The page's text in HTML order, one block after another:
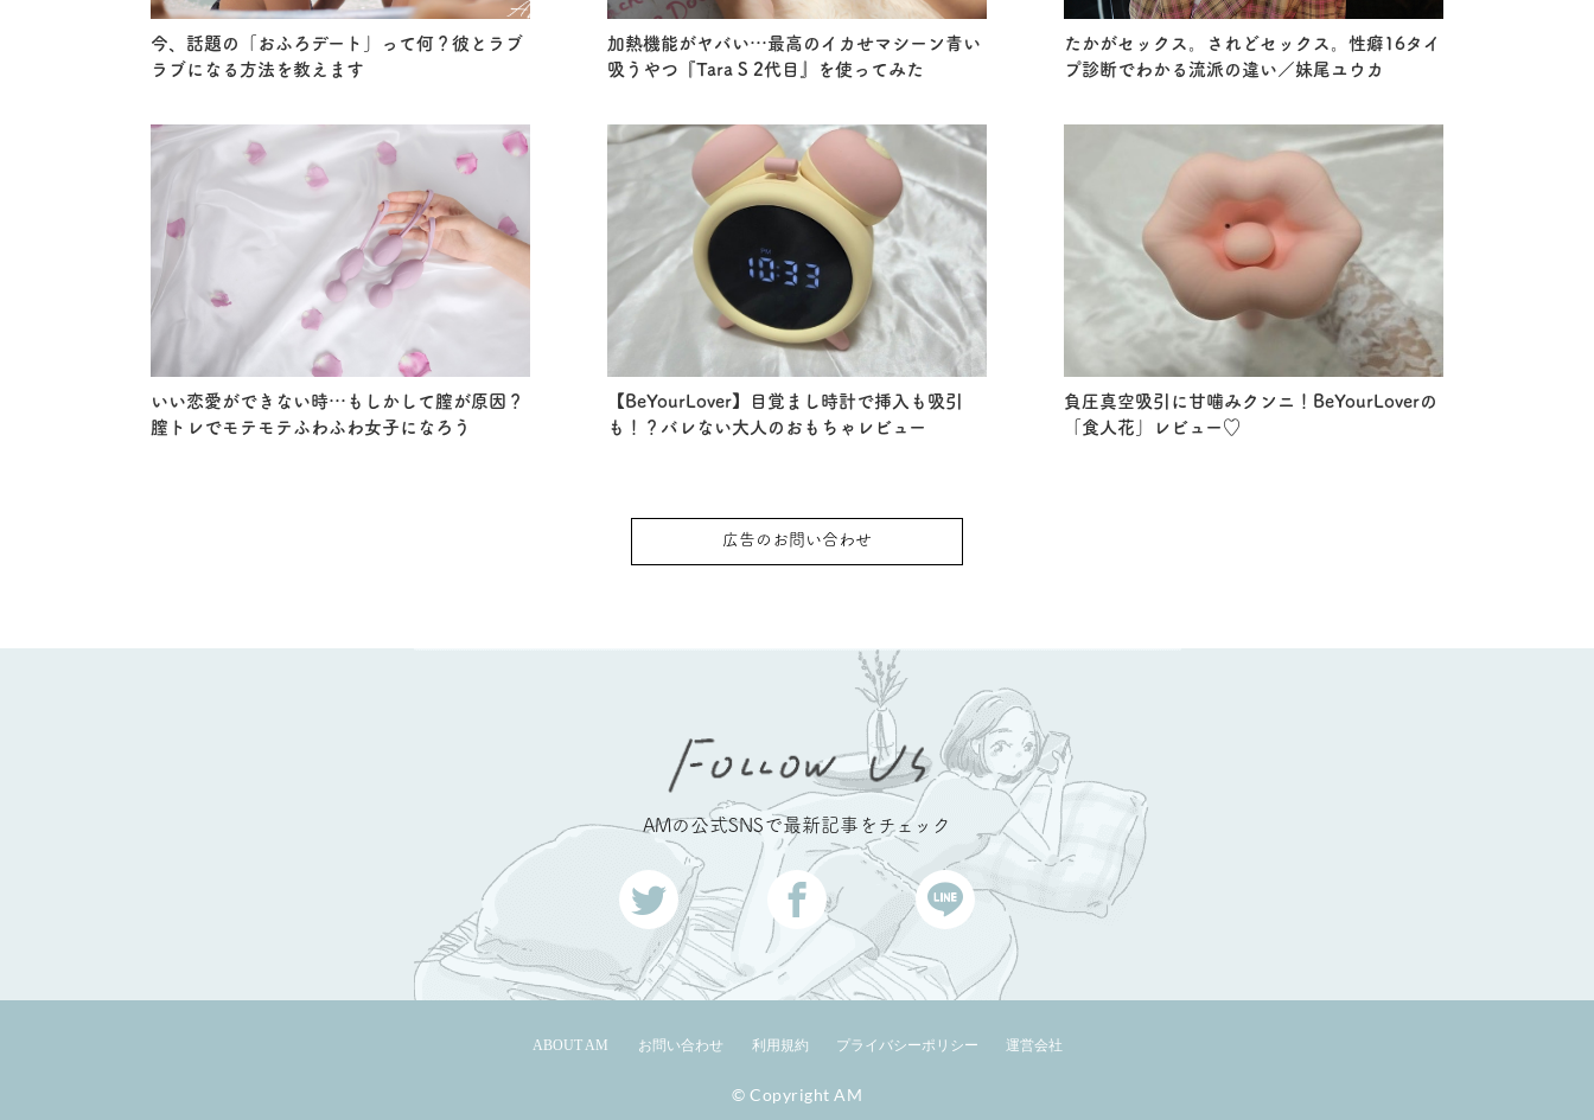
今、話題の「おふろデート」って何？彼とラブ
ラブになる方法を教えます
加熱機能がヤバい…最高のイカせマシーン青い
吸うやつ『Tara S 2代目』を使ってみた
たかがセックス。されどセックス。性癖16タイ
プ診断でわかる流派の違い／妹尾ユウカ
いい恋愛ができない時…もしかして膣が原因？
膣トレでモテモテふわふわ女子になろう
【BeYourLover】目覚まし時計で挿入も吸引
も！？バレない大人のおもちゃレビュー
負圧真空吸引に甘噛みクンニ！BeYourLoverの
「食人花」レビュー♡
広告のお問い合わせ
AMの公式SNSで最新記事をチェック
ABOUT AM お問い合わせ 利用規約 プライバシーポリシー 運営会社
© Copyright AM